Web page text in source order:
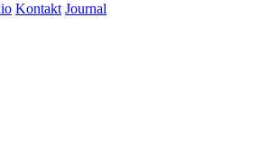
Kontakt Journal